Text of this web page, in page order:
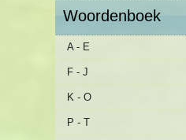
Woordenboek
A - E
F - J
K - O
P - T